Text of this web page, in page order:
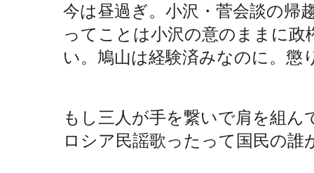
今は昼過ぎ。小沢・菅会談の帰
ってことは小沢の意のままに
い。鳩山は経験済みなのに。懲
もし三人が手を繋いで肩を組ん
ロシア民謡歌ったって国民の誰